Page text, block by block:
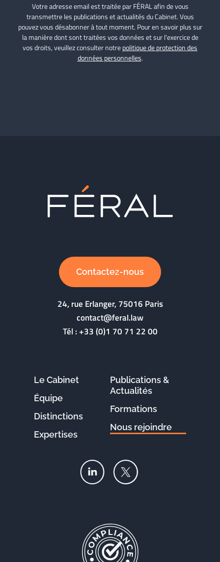
Votre adresse email est traitée par FÉRAL afin de vous
transmettre les publications et actualités du Cabinet. Vous
pouvez vous désabonner à tout moment. Pour en savoir plus sur
la manière dont sont traitées vos données et sur l’exercice de
vos droits, veuillez consulter notrepolitique de protection des
données personnelles.
Contactez-nous
24, rue Erlanger, 75016 Paris
contact@feral.law
Tél :+33 (0)1 70 71 22 00
Le Cabinet
Équipe
Distinctions
Expertises
Publications &
Actualités
Formations
Nous rejoindre